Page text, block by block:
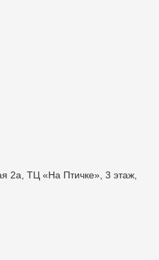
2а, ТЦ «На Птичке», 3 этаж,